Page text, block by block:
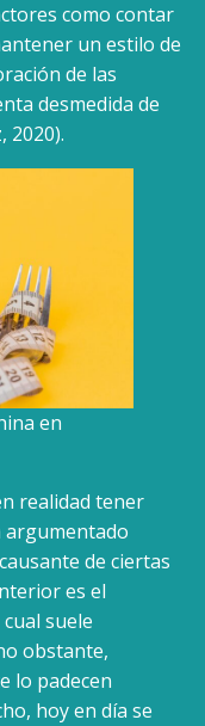
como contar
un estilo de
de las
desmedida de
2020).
en
realidad tener
argumentado
de ciertas
es el
suele
obstante,
lo padecen
hoy en día se